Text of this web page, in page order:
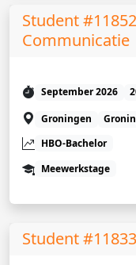
Student
Communicatie
September 2026
Groningen
HBO-Bachelor
Meewerkstage
Student